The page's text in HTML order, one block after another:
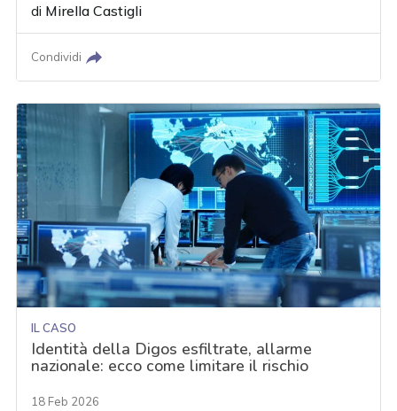
di Mirella Castigli
Condividi
IL CASO
Identità della Digos esfiltrate, allarme
nazionale: ecco come limitare il rischio
18 Feb 2026